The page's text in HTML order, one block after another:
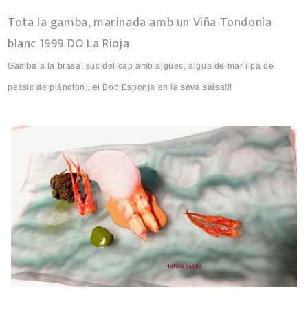
Tota la gamba, marinada amb un Viña Tondonia
blanc 1999 DO La Rioja
Gamba a la brasa, suc del cap amb algues, aigua de mar i pa de
pessic de plàncton ...el Bob Esponja en la seva salsa!!!